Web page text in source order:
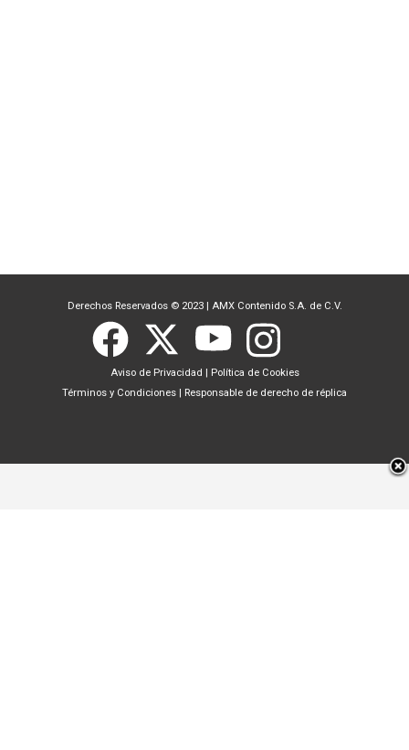
Derechos Reservados © 2023 | AMX Contenido S.A. de C.V.
Aviso de Privacidad | Política de Cookies
Términos y Condiciones | Responsable de derecho de réplica